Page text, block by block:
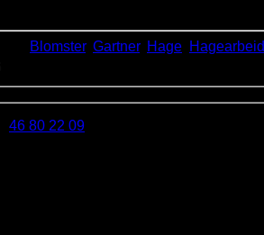
Blomster, Gartner, Hage Hagearbeid
46 80 22 09